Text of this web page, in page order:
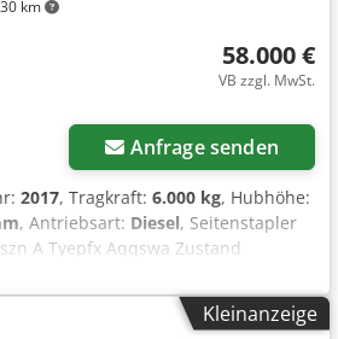
km
58.000 €
VB zzgl. MwSt.
Anfrage senden
2017, Tragkraft: 6.000 kg, Hubhöhe:
, Antriebsart: Diesel, Seitenstapler
A Tyepfx Aqqswa Zustand
Kleinanzeige